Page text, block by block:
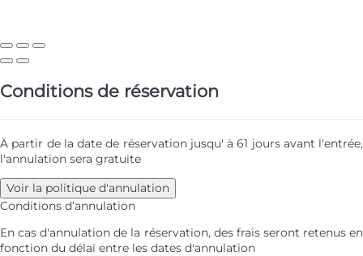
Conditions de réservation
À partir de la date de réservation jusqu' à 61 jours avant l'entrée,
l'annulation sera gratuite
Voir la politique d'annulation
Conditions d’annulation
En cas d'annulation de la réservation, des frais seront retenus en
fonction du délai entre les dates d'annulation